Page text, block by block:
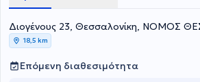
Απαγωγής,Καρδιογράφημα,
Αλλαγές. Το Ωράριο ισχύει με ραντεβού ενώ
Επείγοντα περιστατικά μετά επικοινωνίας με
Διογένους 23, Θεσσαλονίκη, ΝΟΜΟΣ
18,5 km
Επόμενη διαθεσιμότητα